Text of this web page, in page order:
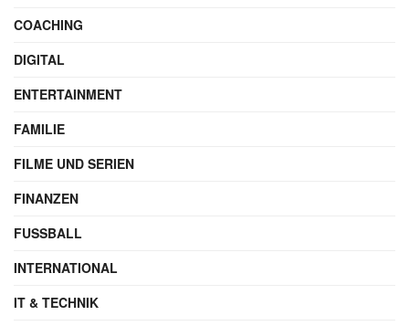
COACHING
DIGITAL
ENTERTAINMENT
FAMILIE
FILME UND SERIEN
FINANZEN
FUSSBALL
INTERNATIONAL
IT & TECHNIK